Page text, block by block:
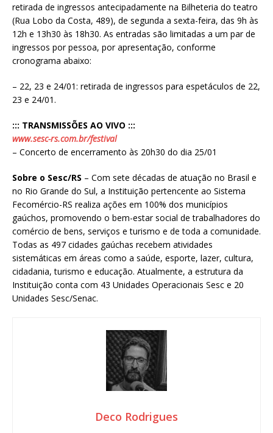
retirada de ingressos antecipadamente na Bilheteria do teatro
(Rua Lobo da Costa, 489), de segunda a sexta-feira, das 9h às
12h e 13h30 às 18h30. As entradas são limitadas a um par de
ingressos por pessoa, por apresentação, conforme
cronograma abaixo:
– 22, 23 e 24/01: retirada de ingressos para espetáculos de 22,
23 e 24/01.
::: TRANSMISSÕES AO VIVO :::
www.sesc-rs.com.br/festival
– Concerto de encerramento às 20h30 do dia 25/01
Sobre o Sesc/RS – Com sete décadas de atuação no Brasil e
no Rio Grande do Sul, a Instituição pertencente ao Sistema
Fecomércio-RS realiza ações em 100% dos municípios
gaúchos, promovendo o bem-estar social de trabalhadores do
comércio de bens, serviços e turismo e de toda a comunidade.
Todas as 497 cidades gaúchas recebem atividades
sistemáticas em áreas como a saúde, esporte, lazer, cultura,
cidadania, turismo e educação. Atualmente, a estrutura da
Instituição conta com 43 Unidades Operacionais Sesc e 20
Unidades Sesc/Senac.
Deco Rodrigues